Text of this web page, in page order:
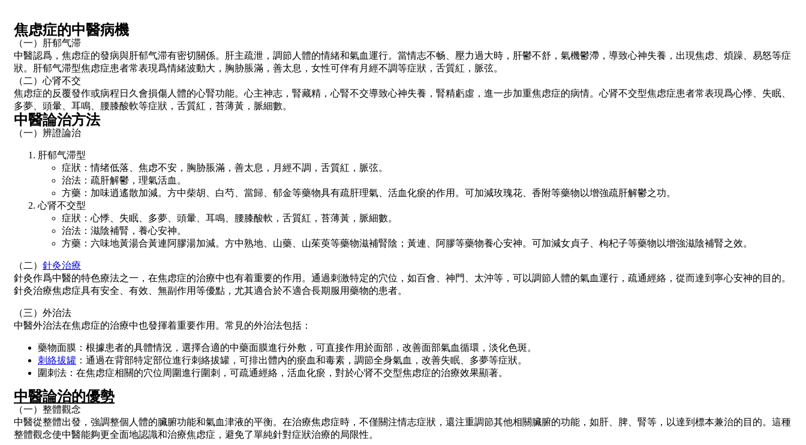
焦虑症的中醫病機
（一）肝郁气滞
中醫認爲，焦虑症的發病與肝郁气滞有密切關係。肝主疏泄，調節人體的情緒和氣血運行。當情志不畅、壓力過大時，肝鬱不舒，氣機鬱滯，導致心神失養，出現焦虑、煩躁、易怒等症
狀。肝郁气滞型焦虑症患者常表現爲情緒波動大，胸胁脹滿，善太息，女性可伴有月經不調等症狀，舌質紅，脈弦。
（二）心肾不交
焦虑症的反覆發作或病程日久會損傷人體的心腎功能。心主神志，腎藏精，心腎不交導致心神失養，腎精虧虛，進一步加重焦虑症的病情。心肾不交型焦虑症患者常表現爲心悸、失眠、
多夢、頭暈、耳鳴、腰膝酸軟等症狀，舌質紅，苔薄黃，脈細數。
中醫論治方法
（一）辨證論治
肝郁气滞型
症狀：情绪低落、焦虑不安，胸胁脹滿，善太息，月經不調，舌質紅，脈弦。
治法：疏肝解鬱，理氣活血。
方藥：加味逍遙散加減。方中柴胡、白芍、當歸、郁金等藥物具有疏肝理氣、活血化瘀的作用。可加減玫瑰花、香附等藥物以增強疏肝解鬱之功。
心肾不交型
症狀：心悸、失眠、多夢、頭暈、耳鳴、腰膝酸軟，舌質紅，苔薄黃，脈細數。
治法：滋陰補腎，養心安神。
方藥：六味地黃湯合黃連阿膠湯加減。方中熟地、山藥、山茱萸等藥物滋補腎陰；黃連、阿膠等藥物養心安神。可加減女貞子、枸杞子等藥物以增強滋陰補腎之效。
（二） 針灸治療
針灸作爲中醫的特色療法之一，在焦虑症的治療中也有着重要的作用。通過刺激特定的穴位，如百會、神門、太沖等，可以調節人體的氣血運行，疏通經絡，從而達到寧心安神的目的。
針灸治療焦虑症具有安全、有效、無副作用等優點，尤其適合於不適合長期服用藥物的患者。
（三）外治法
中醫外治法在焦虑症的治療中也發揮着重要作用。常見的外治法包括：
藥物面膜：根據患者的具體情況，選擇合適的中藥面膜進行外敷，可直接作用於面部，改善面部氣血循環，淡化色斑。
刺絡拔罐 ：通過在背部特定部位進行刺絡拔罐，可排出體內的瘀血和毒素，調節全身氣血，改善失眠、多夢等症狀。
圍刺法：在焦虑症相關的穴位周圍進行圍刺，可疏通經絡，活血化瘀，對於心肾不交型焦虑症的治療效果顯著。
中醫論治的優勢
（一）整體觀念
中醫從整體出發，強調整個人體的臟腑功能和氣血津液的平衡。在治療焦虑症時，不僅關注情志症狀，還注重調節其他相關臟腑的功能，如肝、脾、腎等，以達到標本兼治的目的。這種
整體觀念使中醫能夠更全面地認識和治療焦虑症，避免了單純針對症狀治療的局限性。